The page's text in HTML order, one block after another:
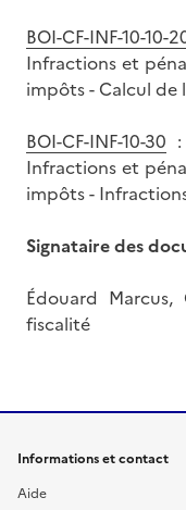
BOI-CF-INF-10-10-
Infractions et
impôts - Calcul
BOI-CF-INF-10-30
Infractions et
impôts -
Signataire des
Édouard
fiscalité
Informations et contact
Aide